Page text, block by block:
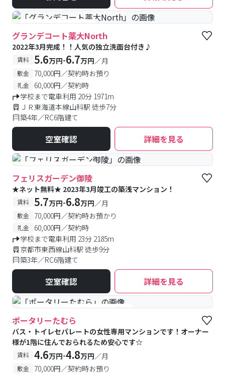
#予約受付中 #空室待ち
グランデコート薬大North
2022年3月完成！！人気の独立洗面台付き♪
賃料 5.6万円-6.7万円／月
敷金 70,000円／契約時お預り
礼金
60,000円／契約時
学校まで電車利用 20分 1971m
ＪＲ東海道本線山科駅 徒歩7分
築4年／RC6階建て
空室確認 詳細を見る
#予約受付中 #空室待ち
フェリスガーデン御陵
★ネット無料★ 2023年3月竣工の築浅マンション！
賃料 5.7万円-6.8万円／月
敷金 70,000円／契約時お預かり
礼金
60,000円／契約時
学校まで電車利用 23分 2185m
京都市東西線山科駅 徒歩9分
築3年／RC6階建て
空室確認 詳細を見る
#女性専用 #予約受付中 #空室待ち
ポータリーたむら
バス・トイレセパレートの女性専用マンションです！オーナー
様が1階に住んでおられるため安心です☆
賃料 4.6万円-4.8万円／月
敷金 70,000円／契約時お預り